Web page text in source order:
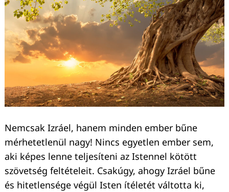
Nemcsak Izráel, hanem minden ember bűne
mérhetetlenül nagy! Nincs egyetlen ember sem,
aki képes lenne teljesíteni az Istennel kötött
szövetség feltételeit. Csakúgy, ahogy Izráel bűne
és hitetlensége végül Isten ítéletét váltotta ki,